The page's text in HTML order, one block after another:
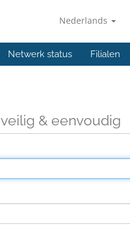
Nederlands
Netwerk status Filialen
veilig & eenvoudig